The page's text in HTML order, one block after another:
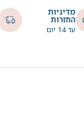
מדיניות
החזרות
עד 14 יום